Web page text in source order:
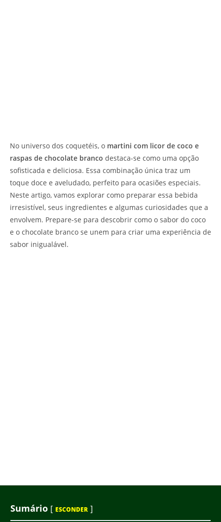
No universo dos coquetéis, o martini com licor de coco e
raspas de chocolate branco destaca-se como uma opção
sofisticada e deliciosa. Essa combinação única traz um
toque doce e aveludado, perfeito para ocasiões especiais.
Neste artigo, vamos explorar como preparar essa bebida
irresistível, seus ingredientes e algumas curiosidades que a
envolvem. Prepare-se para descobrir como o sabor do coco
e o chocolate branco se unem para criar uma experiência de
sabor inigualável.
Sumário [ ESCONDER ]